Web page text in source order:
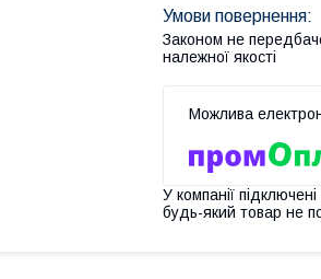
Законом не
належної якості
У компанії
будь-який товар не